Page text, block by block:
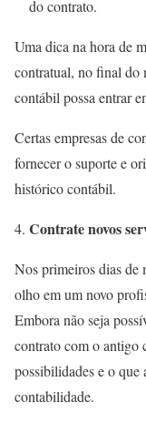
do contrato.
Uma dica na hora de
contratual, no final do
contábil possa entrar
Certas empresas de
fornecer o suporte e
histórico contábil.
Contrate novos
Nos primeiros dias de
olho em um novo
Embora não seja
contrato com o antigo
possibilidades e o que
contabilidade.